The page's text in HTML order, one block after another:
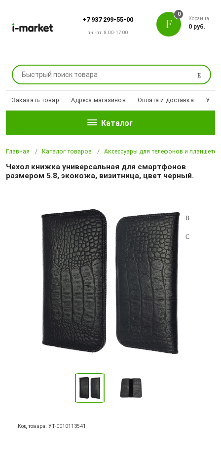
+7 937 299-55-00
пн.-пт. 8:00-17:00
Поиск
0
Корзина
0 руб.
Заказать товар Адреса магазинов Оплата и доставка
Каталог
Главная Каталог товаров Аксессуары для телефонов и планшетов
Чехол книжка универсальная для смартфонов
размером 5.8, экокожа, визитница, цвет черный.
Код товара: УТ-0010113541